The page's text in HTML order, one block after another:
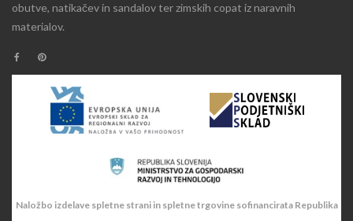
obutve, natikačev in sandalov ter zimskih copat iz naravnih
materialov.
Naložbo izdelave spletne strani in spletne trgovine sofinancirata Republika